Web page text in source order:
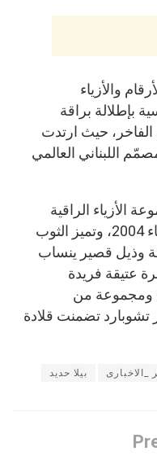
والأزياء
بإطلالة براقة
حيث ارتدت
اللبناني العالمي
الأزياء الراقية
(الهوت كوتور) لموسم خريف وشتاء 2004، وتميز الثوب
وذيل قصير ينساب
عتيقة فريدة
ومجموعة من
تشوبارد تضمنت قلادة
_الاخبارى بيلا حديد